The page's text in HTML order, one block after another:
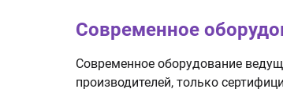
Современное
Современное оборудование
производителей, только